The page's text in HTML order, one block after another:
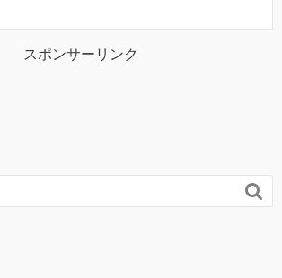
スポンサーリンク
